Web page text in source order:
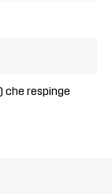
che respinge